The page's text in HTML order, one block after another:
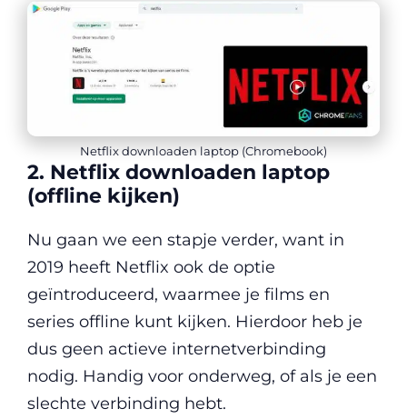
Netflix downloaden laptop (Chromebook)
2. Netflix downloaden laptop
(offline kijken)
Nu gaan we een stapje verder, want in
2019 heeft Netflix ook de optie
geïntroduceerd, waarmee je films en
series offline kunt kijken. Hierdoor heb je
dus geen actieve internetverbinding
nodig. Handig voor onderweg, of als je een
slechte verbinding hebt.